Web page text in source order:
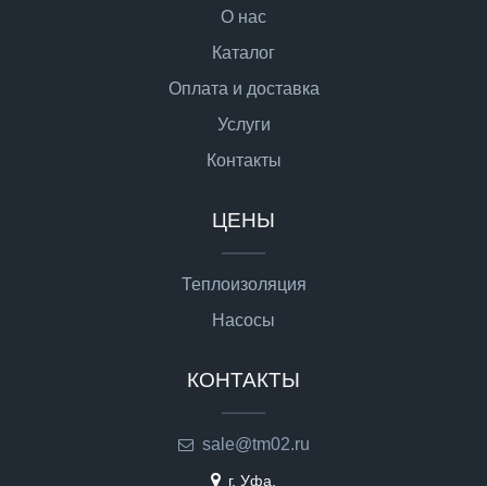
О нас
Каталог
Оплата и доставка
Услуги
Контакты
ЦЕНЫ
Теплоизоляция
Насосы
КОНТАКТЫ
sale@tm02.ru
г. Уфа,